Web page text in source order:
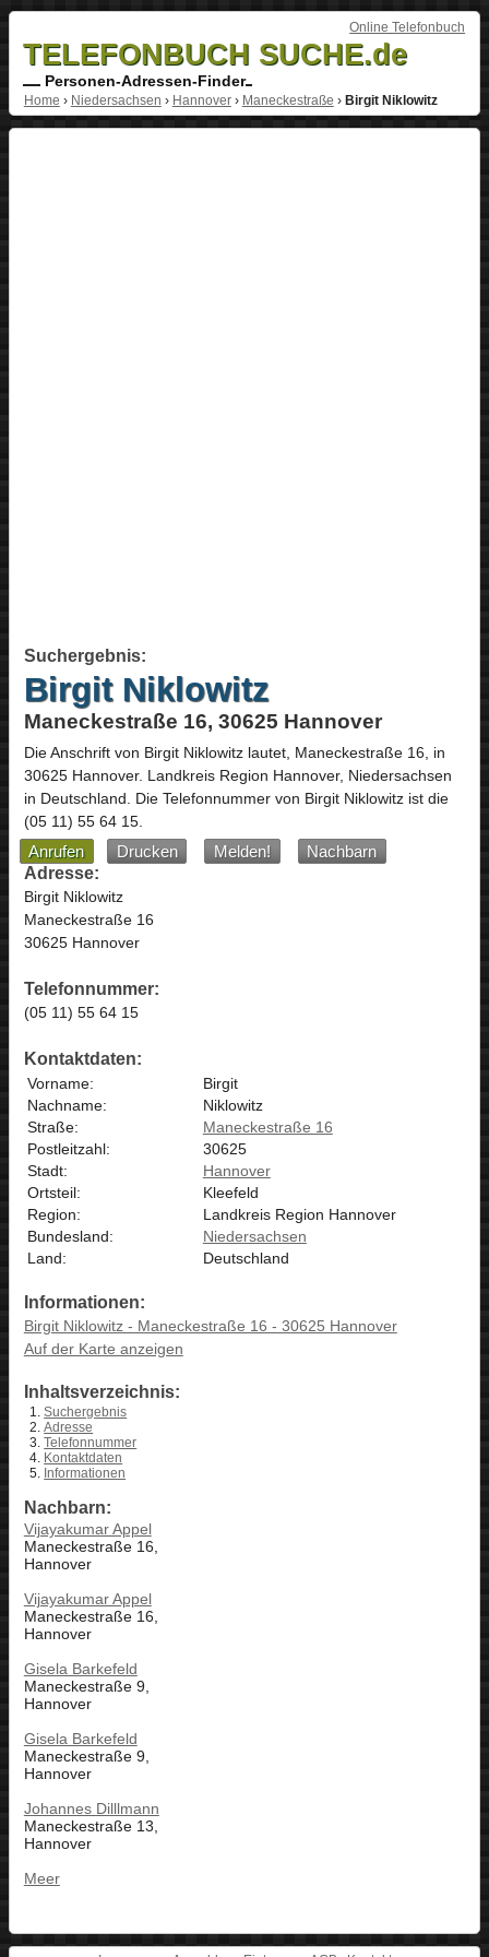
Online Telefonbuch
TELEFONBUCH SUCHE.de
Personen-Adressen-Finder
Home › Niedersachsen › Hannover› Maneckestraße › Birgit Niklowitz
Suchergebnis:
Birgit Niklowitz
Maneckestraße 16, 30625 Hannover
Die Anschrift von Birgit Niklowitzlautet, Maneckestraße 16, in
30625 Hannover. Landkreis Region Hannover, Niedersachsen
in Deutschland. Die Telefonnummer von Birgit Niklowitz ist die
(05 11) 55 64 15.
Anrufen Drucken Melden!
Nachbarn
Adresse:
Birgit Niklowitz
Maneckestraße 16
30625 Hannover
Telefonnummer:
(05 11) 55 64 15
Kontaktdaten:
Vorname:
Birgit
Nachname:
Niklowitz
Straße:
Maneckestraße 16
Postleitzahl:
30625
Stadt:
Hannover
Ortsteil:
Kleefeld
Region:
Landkreis Region Hannover
Bundesland:
Niedersachsen
Land:
Deutschland
Informationen:
Birgit Niklowitz - Maneckestraße 16 - 30625 Hannover
Auf der Karte anzeigen
Inhaltsverzeichnis:
Suchergebnis
Adresse
Telefonnummer
Kontaktdaten
Informationen
Nachbarn:
Vijayakumar Appel
Maneckestraße 16,
Hannover
Vijayakumar Appel
Maneckestraße 16,
Hannover
Gisela Barkefeld
Maneckestraße 9,
Hannover
Gisela Barkefeld
Maneckestraße 9,
Hannover
Johannes Dilllmann
Maneckestraße 13,
Hannover
Meer